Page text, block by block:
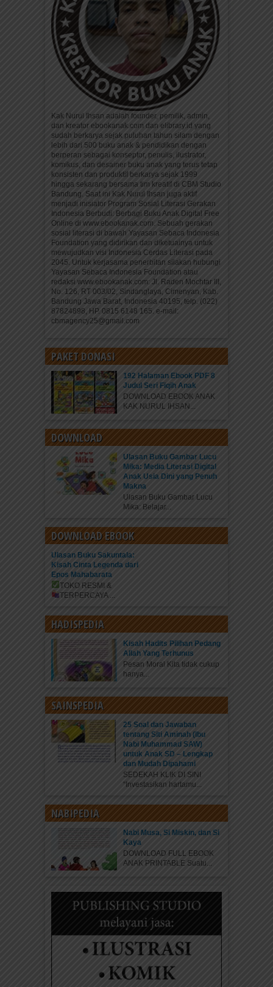
Kak Nurul Ihsan adalah founder, pemilik, admin,
dan kreator ebookanak.com dan elibrary.id yang
sudah berkarya sejak puluhan tahun silam dengan
lebih dari 500 buku anak & pendidikan dengan
berperan sebagai konseptor, penulis, ilustrator,
komikus, dan desainer buku anak yang terus tetap
konsisten dan produktif berkarya sejak 1999
hingga sekarang bersama tim kreatif di CBM Studio
Bandung. Saat ini Kak Nurul Ihsan juga aktif
menjadi inisiator Program Sosial Literasi Gerakan
Indonesia Berbudi: Berbagi Buku Anak Digital Free
Online di www.ebookanak.com. Sebuah gerakan
sosial literasi di bawah Yayasan Sebaca Indonesia
Foundation yang didirikan dan diketuainya untuk
mewujudkan visi Indonesia Cerdas Literasi pada
2045. Untuk kerjasama penerbitan silakan hubungi
Yayasan Sebaca Indonesia Foundation atau
redaksi www.ebookanak.com: Jl. Raden Mochtar III,
No. 126, RT 003/02, Sindanglaya, Cimenyan, Kab.
Bandung Jawa Barat, Indonesia 40195, telp. (022)
87824898, HP. 0815 6148 165. e-mail:
cbmagency25@gmail.com
PAKET DONASI
192 Halaman Ebook PDF 8
Judul Seri Fiqih Anak
DOWNLOAD EBOOK ANAK
KAK NURUL IHSAN...
DOWNLOAD
Ulasan Buku Gambar Lucu
Mika: Media Literasi Digital
Anak Usia Dini yang Penuh
Makna
Ulasan Buku Gambar Lucu
Mika: Belajar...
DOWNLOAD EBOOK
Ulasan Buku Sakuntala:
Kisah Cinta Legenda dari
Epos Mahabarata
TOKO RESMI &
TERPERCAYA
HADISPEDIA
Kisah Hadits Pilihan Pedang
Allah Yang Terhunus
Pesan Moral Kita tidak cukup
hanya...
SAINSPEDIA
25 Soal dan Jawaban
tentang Siti Aminah (Ibu
Nabi Muhammad SAW)
untuk Anak SD – Lengkap
dan Mudah Dipahami
SEDEKAH KLIK DI SINI
“Investasikan hartamu...
NABIPEDIA
Nabi Musa, Si Miskin, dan Si
Kaya
DOWNLOAD FULL EBOOK
ANAK PRINTABLE Suatu...